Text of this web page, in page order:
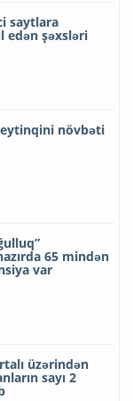
saytlara
edən şəxsləri
növbəti
65 mindən
var
üzərindən
sayı 2